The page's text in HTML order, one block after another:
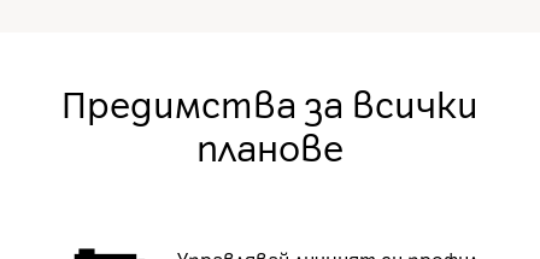
Предимства за всички
планове